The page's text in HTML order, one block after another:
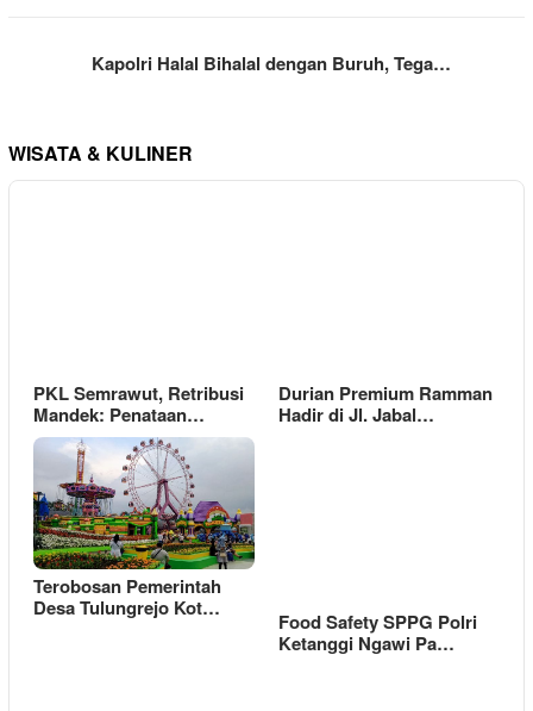
Kapolri Halal Bihalal dengan Buruh, Tega…
WISATA & KULINER
PKL Semrawut, Retribusi
Mandek: Penataan…
Durian Premium Ramman
Hadir di Jl. Jabal…
Terobosan Pemerintah
Desa Tulungrejo Kot…
Food Safety SPPG Polri
Ketanggi Ngawi Pa…